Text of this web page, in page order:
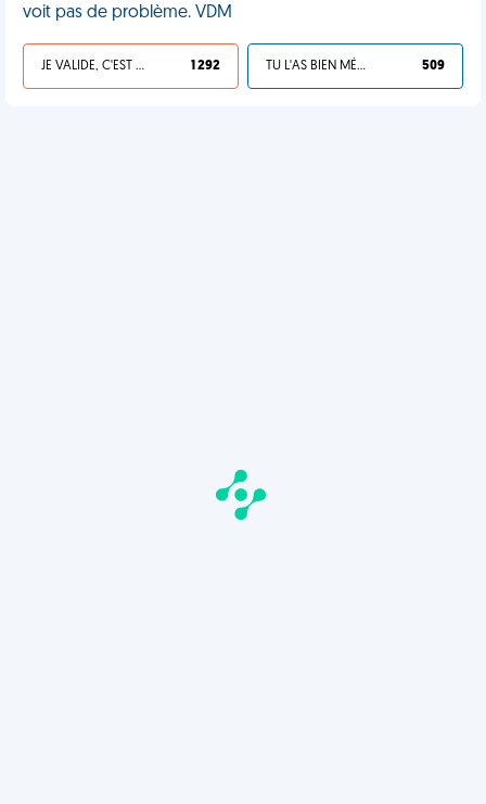
voit pas de problème. VDM
JE VALIDE, C'EST UNE VDM 1 292 TU L'AS BIEN MÉRITÉ 509